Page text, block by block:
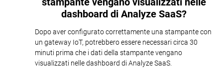
dashboard di Analyze SaaS?
Dopo aver configurato correttamente una stampante con
un gateway IoT, potrebbero essere necessari circa 30
minuti prima che i dati della stampante vengano
visualizzati nelle dashboard di Analyze SaaS.